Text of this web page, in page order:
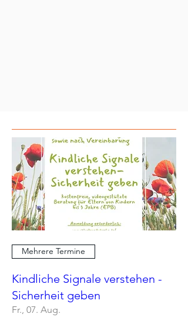
Mehrere Termine
Kindliche Signale verstehen -
Sicherheit geben
Fr., 07. Aug.